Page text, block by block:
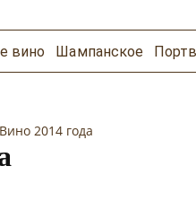
вино Шампанское
Вино 2014 года